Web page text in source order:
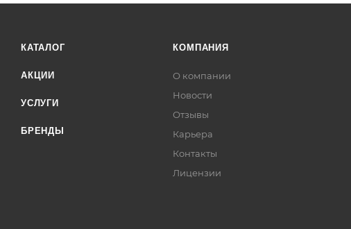
КАТАЛОГ
АКЦИИ
УСЛУГИ
БРЕНДЫ
КОМПАНИЯ
О компании
Новости
Отзывы
Карьера
Контакты
Лицензии